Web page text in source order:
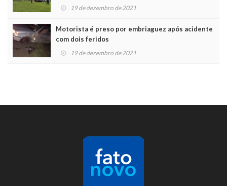
19 de dezembro de 2021
Motorista é preso por embriaguez após acidente
com dois feridos
19 de dezembro de 2021